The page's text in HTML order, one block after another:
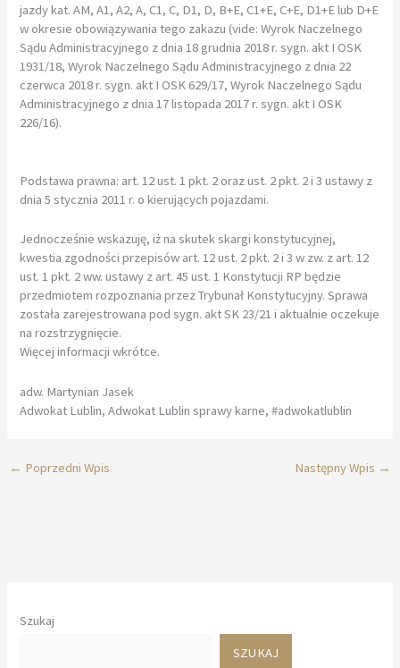
jazdy kat. AM, A1, A2, A, C1, C, D1, D, B+E, C1+E, C+E, D1+E lub D+E
w okresie obowiązywania tego zakazu (vide: Wyrok Naczelnego
Sądu Administracyjnego z dnia 18 grudnia 2018 r. sygn. akt I OSK
1931/18, Wyrok Naczelnego Sądu Administracyjnego z dnia 22
czerwca 2018 r. sygn. akt I OSK 629/17, Wyrok Naczelnego Sądu
Administracyjnego z dnia 17 listopada 2017 r. sygn. akt I OSK
226/16).
Podstawa prawna: art. 12 ust. 1 pkt. 2 oraz ust. 2 pkt. 2 i 3 ustawy z
dnia 5 stycznia 2011 r. o kierujących pojazdami.
Jednocześnie wskazuję, iż na skutek skargi konstytucyjnej,
kwestia zgodności przepisów art. 12 ust. 2 pkt. 2 i 3 w zw. z art. 12
ust. 1 pkt. 2 ww. ustawy z art. 45 ust. 1 Konstytucji RP będzie
przedmiotem rozpoznania przez Trybunał Konstytucyjny. Sprawa
została zarejestrowana pod sygn. akt SK 23/21 i aktualnie oczekuje
na rozstrzygnięcie.
Więcej informacji wkrótce.
adw. Martynian Jasek
Adwokat Lublin, Adwokat Lublin sprawy karne, #adwokatlublin
← Poprzedni Wpis Następny Wpis →
Szukaj
SZUKAJ